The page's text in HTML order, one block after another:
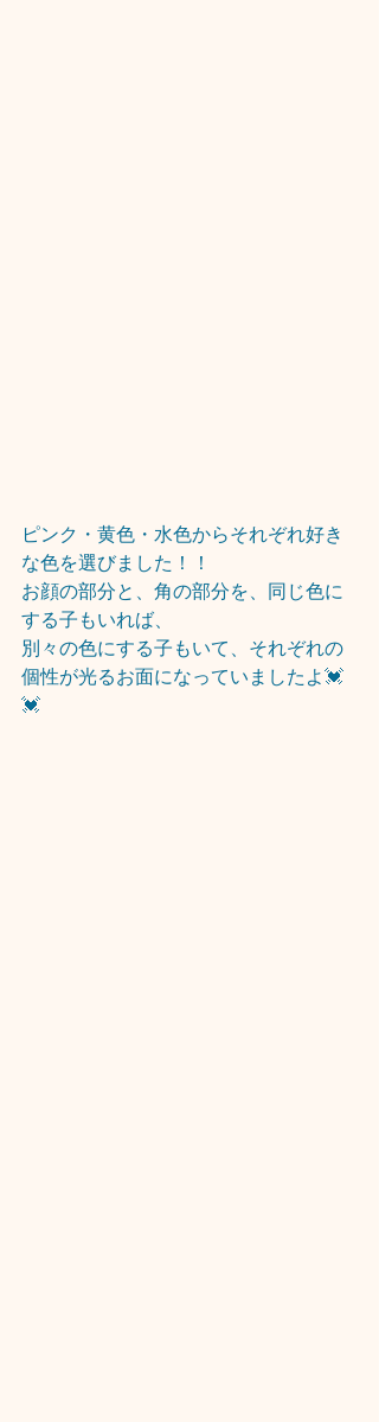
ピンク・黄色・水色からそれぞれ好き
な色を選びました！！
お顔の部分と、角の部分を、同じ色に
する子もいれば、
別々の色にする子もいて、それぞれの
個性が光るお面になっていましたよ💓
💓